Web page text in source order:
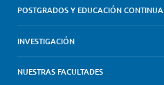
POSTGRADOS Y EDUCACIÓN CONTINUA
INVESTIGACIÓN
NUESTRAS FACULTADES